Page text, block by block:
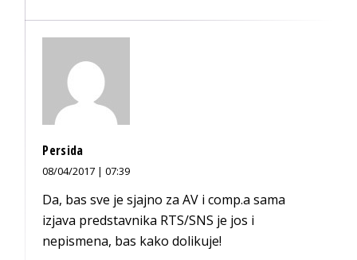
Persida
08/04/2017 | 07:39
Da, bas sve je sjajno za AV i comp.a sama
izjava predstavnika RTS/SNS je jos i
nepismena, bas kako dolikuje!